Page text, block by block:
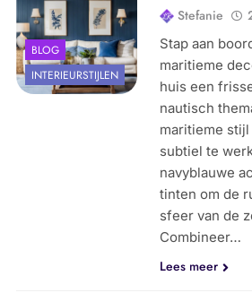
BLOG
INTERIEURSTIJLEN
Stefanie
Stap aan
maritieme
huis een
nautisch
maritieme
subtiel te
navyblauwe
tinten om de
sfeer van de
Combineer…
Lees meer